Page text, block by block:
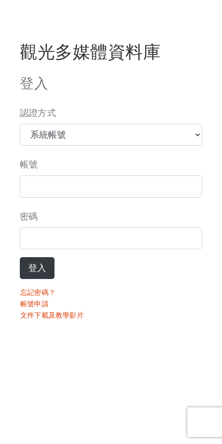
觀光多媒體資料庫
登入
認證方式
帳號
密碼
登入
忘記密碼？
帳號申請
文件下載及教學影片